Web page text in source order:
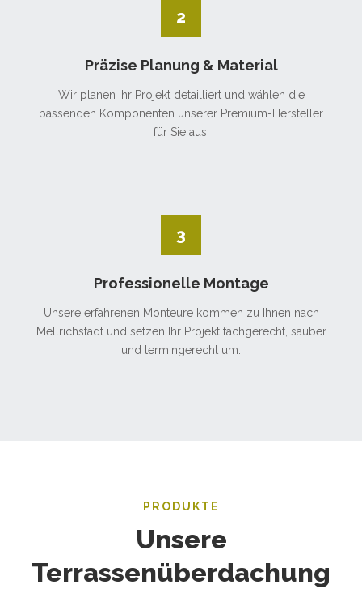
2
Präzise Planung & Material
Wir planen Ihr Projekt detailliert und wählen die
passenden Komponenten unserer Premium-Hersteller
für Sie aus.
3
Professionelle Montage
Unsere erfahrenen Monteure kommen zu Ihnen nach
Mellrichstadt und setzen Ihr Projekt fachgerecht, sauber
und termingerecht um.
PRODUKTE
Unsere
Terrassenüberdachung